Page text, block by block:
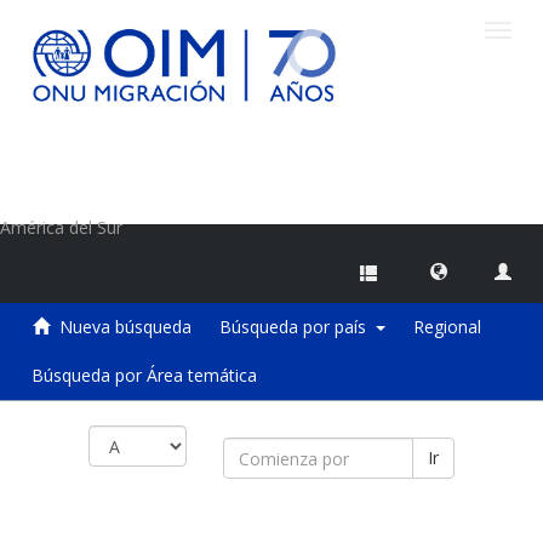
América del Sur
Nueva búsqueda Búsqueda por país Regional
Búsqueda por Área temática
Ir